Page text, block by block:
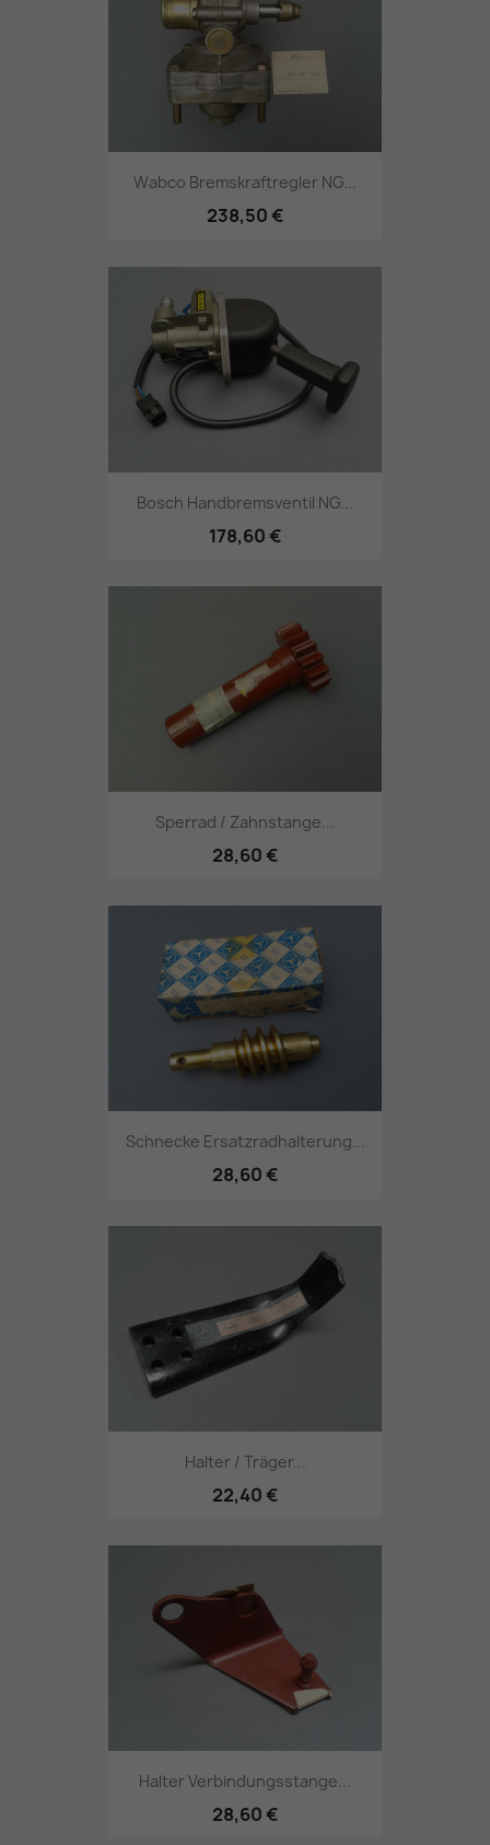
Wabco Bremskraftregler NG...
238,50 €
Bosch Handbremsventil NG...
178,60 €
Sperrad / Zahnstange...
28,60 €
Schnecke Ersatzradhalterung...
28,60 €
Halter / Träger...
22,40 €
Halter Verbindungsstange...
28,60 €